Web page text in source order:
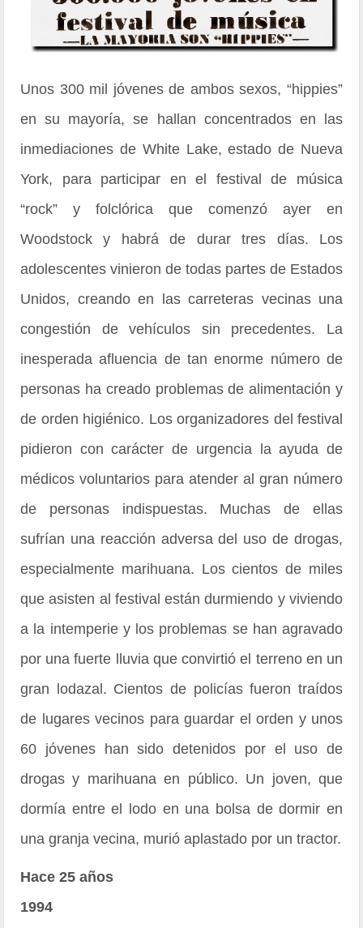
Unos 300 mil jóvenes de ambos sexos, “hippies”
en su mayoría, se hallan concentrados en las
inmediaciones de White Lake, estado de Nueva
York, para participar en el festival de música
“rock” y folclórica que comenzó ayer en
Woodstock y habrá de durar tres días. Los
adolescentes vinieron de todas partes de Estados
Unidos, creando en las carreteras vecinas una
congestión de vehículos sin precedentes. La
inesperada afluencia de tan enorme número de
personas ha creado problemas de alimentación y
de orden higiénico. Los organizadores del festival
pidieron con carácter de urgencia la ayuda de
médicos voluntarios para atender al gran número
de personas indispuestas. Muchas de ellas
sufrían una reacción adversa del uso de drogas,
especialmente marihuana. Los cientos de miles
que asisten al festival están durmiendo y viviendo
a la intemperie y los problemas se han agravado
por una fuerte lluvia que convirtió el terreno en un
gran lodazal. Cientos de policías fueron traídos
de lugares vecinos para guardar el orden y unos
60 jóvenes han sido detenidos por el uso de
drogas y marihuana en público. Un joven, que
dormía entre el lodo en una bolsa de dormir en
una granja vecina, murió aplastado por un tractor.
Hace 25 años
1994